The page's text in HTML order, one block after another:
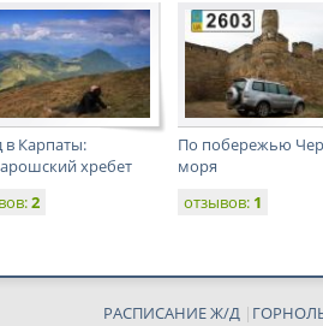
в Карпаты:
хребет
2
По побережью
моря
отзывов: 1
РАСПИСАНИЕ Ж/Д |